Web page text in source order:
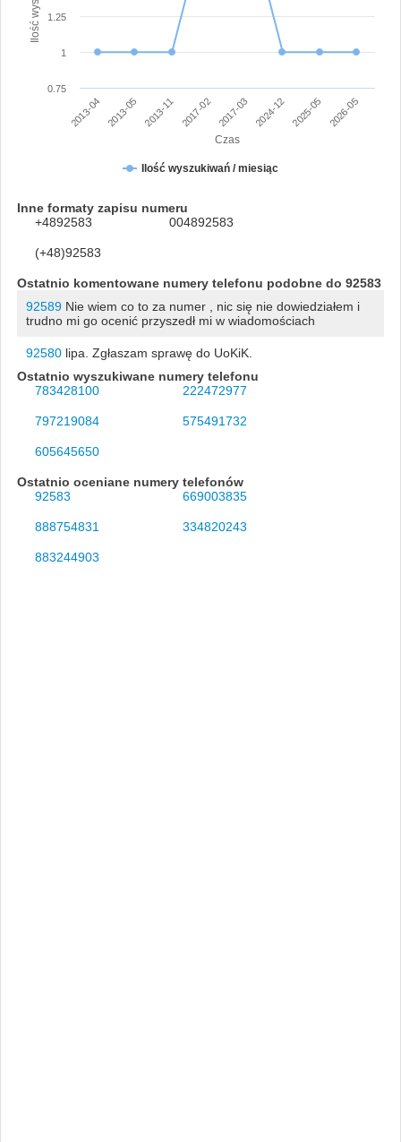
Czas
Ilość wyszukiwań / miesiąc
2013-04 2013-05 2013-11 2017-02 2017-03 2024-12 2025-05 2026-05
0.75
1
1.25
Inne formaty zapisu numeru
+4892583
004892583
(+48)92583
Ostatnio komentowane numery telefonu podobne do 92583
92589Nie wiem co to za numer , nic się nie dowiedziałem i
trudno mi go ocenić przyszedł mi w wiadomościach
92580lipa. Zgłaszam sprawę do UoKiK.
Ostatnio wyszukiwane numery telefonu
783428100
222472977
797219084 575491732
605645650
Ostatnio oceniane numery telefonów
92583
669003835
888754831 334820243
883244903